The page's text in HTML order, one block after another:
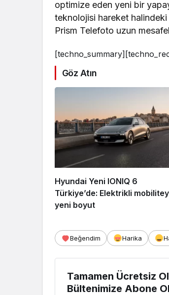
optimize eden yeni bir
teknolojisi hareket
Prism Telefoto uzun
Göz Atın
Hyundai Yeni IONIQ 6
Türkiye’de: Elektrikli
yeni boyut
Beğendim Harika
Tamamen Ücretsiz
Bültenimize Abone